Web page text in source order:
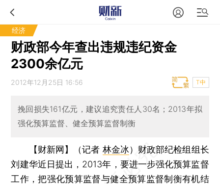
经济
财政部今年查出违规违纪资金
2300余亿元
2012年12月25日 16:56 T中
挽回损失161亿元，建议追究责任人30名；2013年拟
强化预算监督、健全预算监督制衡
【财新网】（记者 林金冰） 财政部纪检组组长
刘建华近日提出，2013年，要进一步强化预算监督
工作，把强化预算监督与健全预算监督制衡有机结